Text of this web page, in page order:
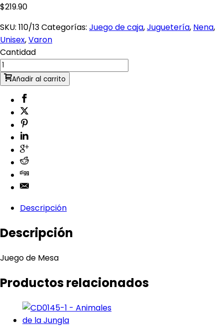
$219.90
SKU: 110/13Categorías: Juego de caja,Juguetería, Nena,
Unisex,Varon
Cantidad
Añadir al carrito
Descripción
Descripción
Juego de Mesa
Productos relacionados